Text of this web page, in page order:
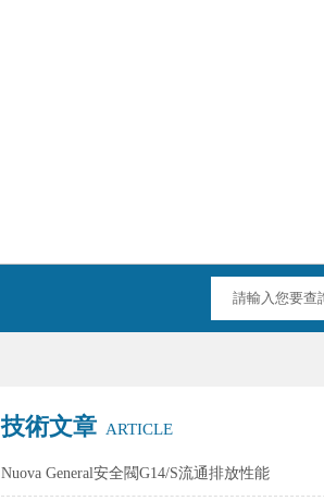
技術文章 ARTICLE
Nuova General安全閥G14/S流通排放性能